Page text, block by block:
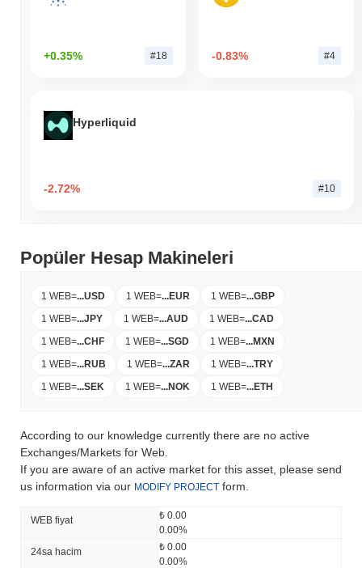
+0.35% #18 -0.83% #4
Hyperliquid
-2.72% #10
Popüler Hesap Makineleri
1 WEB=...USD 1 WEB=...EUR 1 WEB=...GBP
1 WEB=...JPY 1 WEB=...AUD 1 WEB=...CAD
1 WEB=...CHF 1 WEB=...SGD 1 WEB=...MXN
1 WEB=...RUB 1 WEB=...ZAR 1 WEB=...TRY
1 WEB=...SEK 1 WEB=...NOK 1 WEB=...ETH
According to our knowledge currently there are no active
Exchanges/Markets for Web.
If you are aware of an active market for this asset, please send
us information via our MODIFY PROJECT form.
WEB fiyat
₺ 0.00
0.00%
24sa hacim
₺ 0.00
0.00%